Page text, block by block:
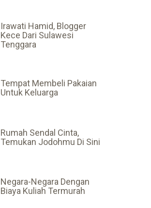
Irawati Hamid, Blogger
Kece Dari Sulawesi
Tenggara
Tempat Membeli Pakaian
Untuk Keluarga
Rumah Sendal Cinta,
Temukan Jodohmu Di Sini
Negara-Negara Dengan
Biaya Kuliah Termurah